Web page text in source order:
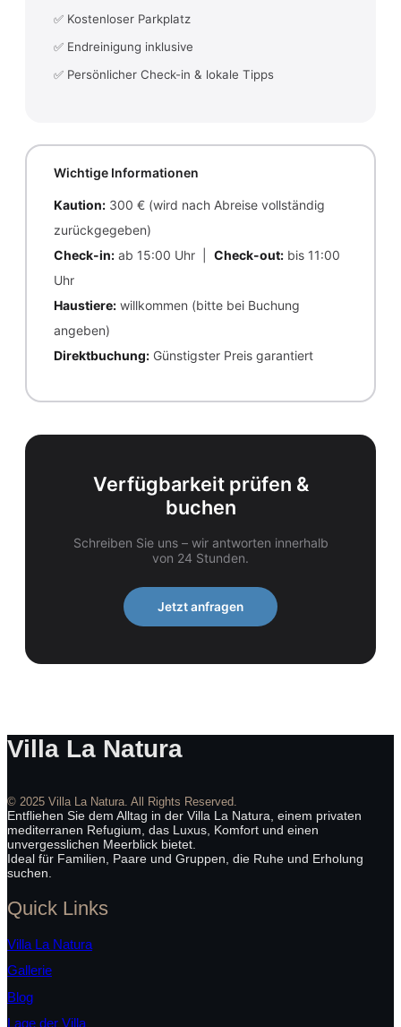
✅ Kostenloser Parkplatz
✅ Endreinigung inklusive
✅ Persönlicher Check-in & lokale Tipps
Wichtige Informationen
Kaution:300 € (wird nach Abreise vollständig
zurückgegeben)
Check-in:ab 15:00 Uhr | Check-out:bis 11:00
Uhr
Haustiere:willkommen (bitte bei Buchung
angeben)
Direktbuchung:Günstigster Preis garantiert
Verfügbarkeit prüfen &
buchen
Schreiben Sie uns – wir antworten innerhalb
von 24 Stunden.
Jetzt anfragen
Villa La Natura
© 2025 Villa La Natura. All Rights Reserved.
Entfliehen Sie dem Alltag in der Villa La Natura, einem privaten
mediterranen Refugium, das Luxus, Komfort und einen
unvergesslichen Meerblick bietet.
Ideal für Familien, Paare und Gruppen, die Ruhe und Erholung
suchen.
Quick Links
Villa La Natura
Gallerie
Blog
Lage der Villa